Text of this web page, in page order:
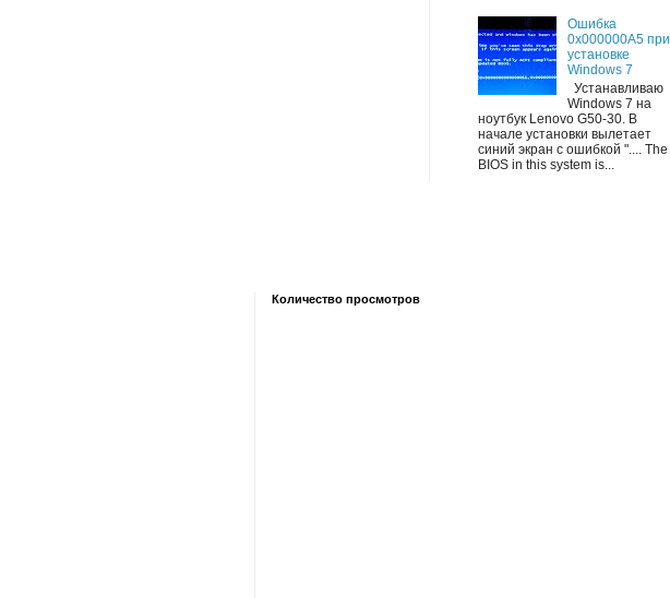
Ошибка
0x000000A5 при
установке
Windows 7
Устанавливаю
Windows 7 на
ноутбук Lenovo G50-30. В
начале установки вылетает
синий экран с ошибкой ".... The
BIOS in this system is...
Количество просмотров